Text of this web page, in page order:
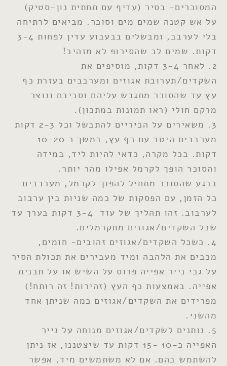
המסוכרים- בסיר (עדיף עם תחתית נון-סטיק)
על אש קטנה שמים מים וסוכר. מביאים לרתיחה
בלי לערבב, ומבשלים בבעבוע עדין לפחות 3-4
דקות. שמים לב שהסירופ לא מזהיב!
2. לאחר 3-4 דקות, מוסיפים את
השקדים/תערובת אגוזים ומערבבים בעזרת כף
עץ עד שהסוכר מתגבש עליהם וסביבם ונוצר
מרקם חולי (ראו תמונות במתכון).
3. משאירים על הכיריים להתבשל וכל 2-3 דקות
מערבבים היטב עם כף עץ, במשך כ 10-20
דקות. בכל מקרה, כדאי להיות ליד, במידה
והסוכר הופך לקרמל אפילו מהר יותר.
ברגע שהסוכר מתחיל להפוך לקרמל, מערבבים
כל הזמן, עם הפסקות של כמה שניות בין ערבוב
לערבוב. זהו תהליך של עוד 3-4 דקות בערך עד
שכל השקדים/אגוזים מתקרמלים.
4. כשכל השקדים/אגוזים זהובים- חומים,
מכבים את הלהבה ומיד מעבירים את תכולת הסיר
על גבי נייר אפייה פרוס על השיש או על תבנית
אפייה. באמצעות כף העץ (זהירות! זה רותח!)
מפרידים את השקדים/אגוזים כמה שניתן אחד
מהשני.
5. נותנים לשקדים/אגוזים מנוחה על נייר
האפייה כ-10 -15 דקות עד שיצטננו, אז ניתן
להשתמש בהם. אם לא משתמשים מיד, אפשר